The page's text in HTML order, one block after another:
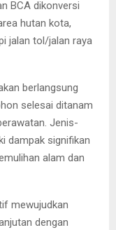
BCA dikonversi
hutan kota,
jalan tol/jalan raya
berlangsung
selesai ditanam
Jenis-
dampak signifikan
alam dan
mewujudkan
dengan